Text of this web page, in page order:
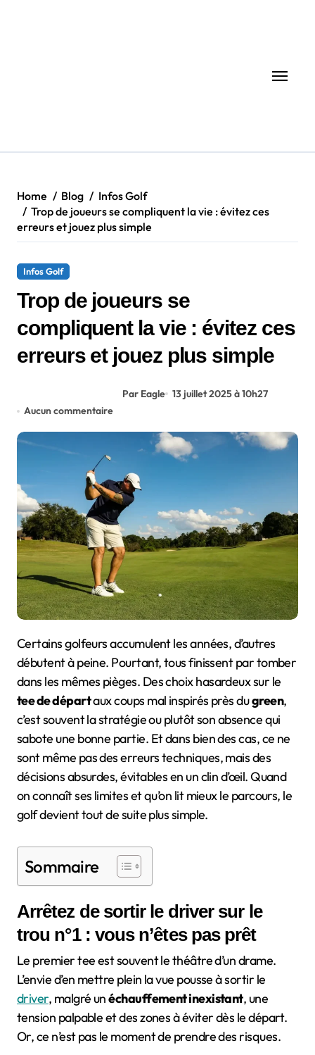
Home Blog
Infos Golf
Trop de joueurs se compliquent la vie : évitez ces
erreurs et jouez plus simple
Infos Golf
Trop de joueurs se
compliquent la vie : évitez ces
erreurs et jouez plus simple
Par Eagle 13 juillet 2025 à 10h27
Aucun commentaire
Certains golfeurs accumulent les années, d’autres
débutent à peine. Pourtant, tous finissent par tomber
dans les mêmes pièges. Des choix hasardeux sur le
tee de départaux coups mal inspirés près dugreen,
c’est souvent la stratégie ou plutôt son absence qui
sabote une bonne partie. Et dans bien des cas, ce ne
sont même pas des erreurs techniques, mais des
décisions absurdes, évitables en un clin d’œil. Quand
on connaît ses limites et qu’on lit mieux le parcours, le
golf devient tout de suite plus simple.
Sommaire
Arrêtez de sortir le driver sur le
trou n°1 : vous n’êtes pas prêt
Le premier tee est souvent le théâtre d’un drame.
L’envie d’en mettre plein la vue pousse à sortir le
driver, malgré unéchauffement inexistant, une
tension palpable et des zones à éviter dès le départ.
Or, ce n’est pas le moment de prendre des risques.